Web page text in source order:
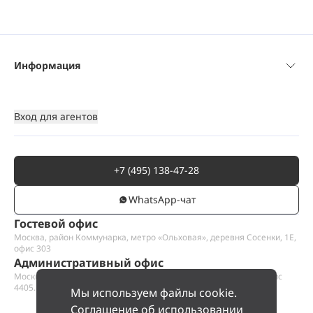
Мы используем файлы cookie.
Соглашение об использовании
Гостевой офис
Москва, район Коммунарка, метро «Ольховая», деревня Сосенки, 1Е,
офис 303
Административный офис
Москва, Пресненская набережная 12, Москва-сити, этаж 44, офис
4405.1
+7 (495) 138-47-28
WhatsАpp-чат
Информация
Вход для агентов